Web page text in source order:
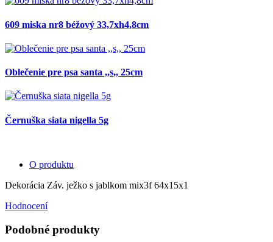
609 miska nr8 béžový 33,7xh4,8cm
Oblečenie pre psa santa ,,s,, 25cm
Černuška siata nigella 5g
O produktu
Dekorácia Záv. ježko s jablkom mix3f 64x15x1
Hodnocení
Podobné produkty